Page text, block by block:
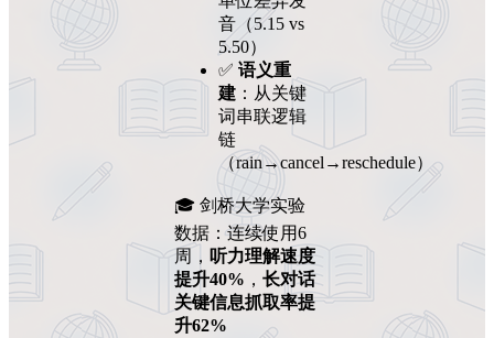
音（5.15 vs
5.50）
✅ 语义重
建 ：从关键
词串联逻辑
链
（rain→cancel→reschedule）
🎓 剑桥大学实验
数据：连续使用6
周， 听力理解速度
提升40% ， 长对话
关键信息抓取率提
升62%